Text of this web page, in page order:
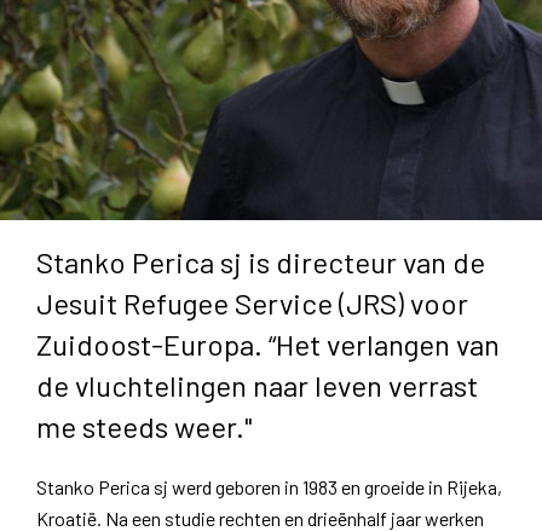
Stanko Perica sj is directeur van de
Jesuit Refugee Service (JRS) voor
Zuidoost-Europa. “Het verlangen van
de vluchtelingen naar leven verrast
me steeds weer."
Stanko Perica sj werd geboren in 1983 en groeide in Rijeka,
Kroatië. Na een studie rechten en drieënhalf jaar werken